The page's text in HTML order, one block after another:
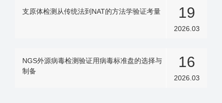
支原体检测从传统法到NAT的方法学验证考量 19
2026.03
NGS外源病毒检测验证用病毒标准盘的选择与
制备
16
2026.03